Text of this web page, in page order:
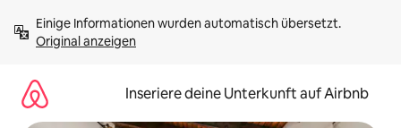
Inhalten
springenOriginal anzeigen
Inseriere deine Unterkunft auf Airbnb